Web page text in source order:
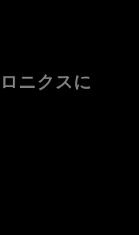
ニクスに